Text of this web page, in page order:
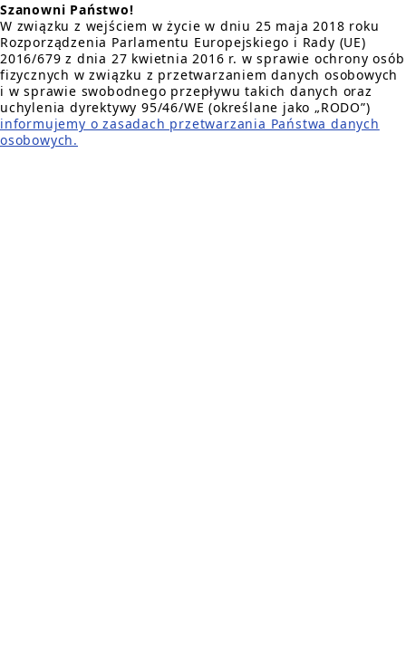
Szanowni Państwo!
W związku z wejściem w życie w dniu 25 maja 2018 roku
Rozporządzenia Parlamentu Europejskiego i Rady (UE)
2016/679 z dnia 27 kwietnia 2016 r. w sprawie ochrony osób
fizycznych w związku z przetwarzaniem danych osobowych
i w sprawie swobodnego przepływu takich danych oraz
uchylenia dyrektywy 95/46/WE (określane jako „RODO”)
informujemy o zasadach przetwarzania Państwa danych
osobowych.